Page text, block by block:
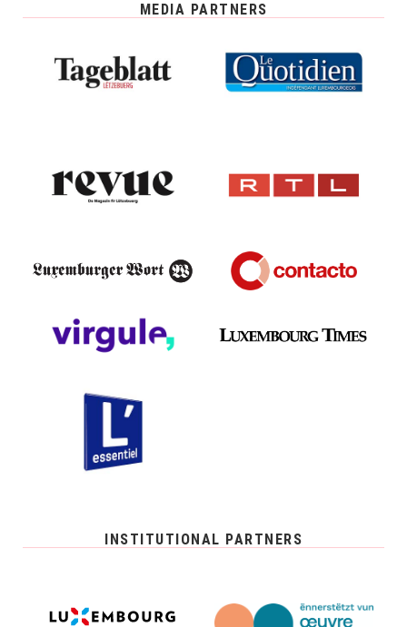
MEDIA PARTNERS
INSTITUTIONAL PARTNERS